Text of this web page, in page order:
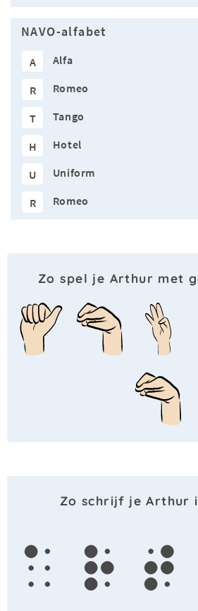
NAVO-alfabet
A Alfa
R Romeo
T Tango
H Hotel
U Uniform
R Romeo
Zo spel je Arthur met
Zo schrijf je Arthur
a r t